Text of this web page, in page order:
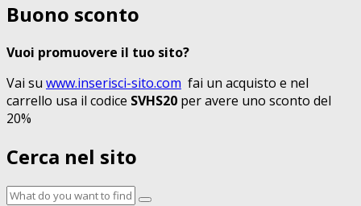
Buono sconto
Vuoi promuovere il tuo sito?
Vai su www.inserisci-sito.com fai un acquisto e nel
carrello usa il codice SVHS20 per avere uno sconto del
20%
Cerca nel sito